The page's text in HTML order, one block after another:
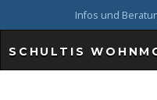
Infos und
SCHULTIS